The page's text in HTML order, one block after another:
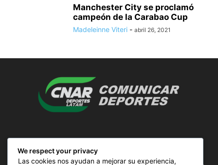
Manchester City se proclamó
campeón de la Carabao Cup
Madeleinne Viteri - abril 26, 2021
We respect your privacy
Las cookies nos ayudan a mejorar su experiencia,